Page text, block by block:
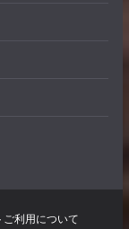
利用について